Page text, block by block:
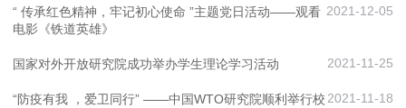
2021-12-05
“ 传承红色精神，牢记初心使命 ”主题党日活动——观看
电影《铁道英雄》
2021-11-25
国家对外开放研究院成功举办学生理论学习活动
2021-11-18
“防疫有我 ，爱卫同行” ——中国WTO研究院顺利举行校